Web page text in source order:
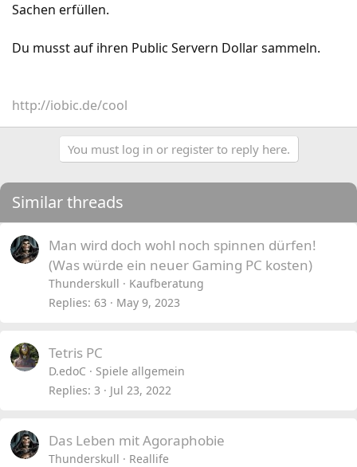
Sachen erfüllen.
Du musst auf ihren Public Servern Dollar sammeln.
http://iobic.de/cool
You must log in or register to reply here.
Similar threads
Man wird doch wohl noch spinnen dürfen!
(Was würde ein neuer Gaming PC kosten)
Thunderskull
Kaufberatung
Replies 63 May 9, 2023
Tetris PC
D.edoC
Spiele allgemein
Replies 3 Jul 23, 2022
Das Leben mit Agoraphobie
Thunderskull
Reallife